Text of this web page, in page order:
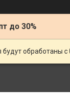
до 30%
обработаны